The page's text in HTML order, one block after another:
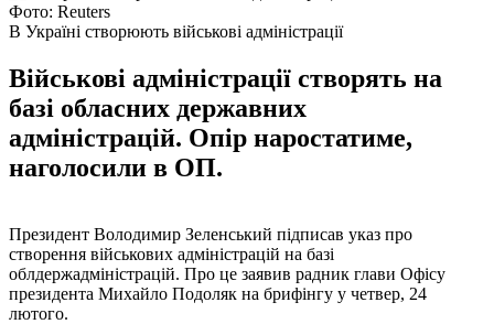
Фото: Reuters
В Україні створюють військові адміністрації
Військові адміністрації створять на
базі обласних державних
адміністрацій. Опір наростатиме,
наголосили в ОП.
Президент Володимир Зеленський підписав указ про
створення військових адміністрацій на базі
облдержадміністрацій. Про це заявив радник глави Офісу
президента Михайло Подоляк на брифінгу у четвер, 24
лютого.